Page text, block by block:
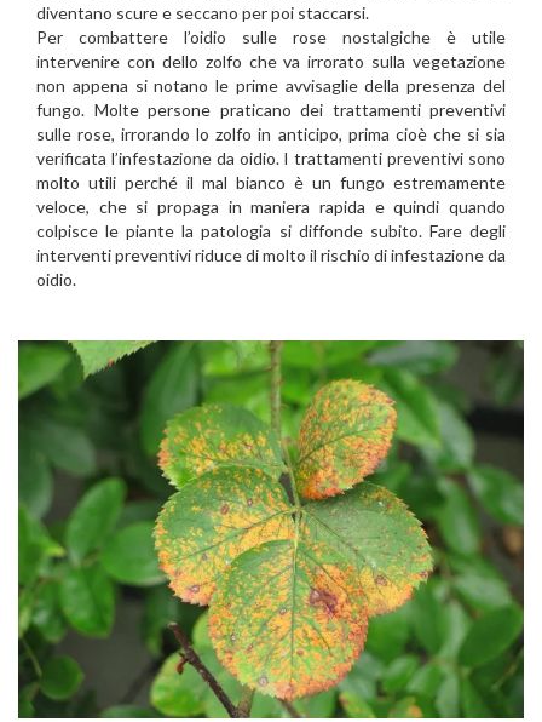
diventano scure e seccano per poi staccarsi.
Per combattere l’oidio sulle rose nostalgiche è utile
intervenire con dello zolfo che va irrorato sulla vegetazione
non appena si notano le prime avvisaglie della presenza del
fungo. Molte persone praticano dei trattamenti preventivi
sulle rose, irrorando lo zolfo in anticipo, prima cioè che si sia
verificata l’infestazione da oidio. I trattamenti preventivi sono
molto utili perché il mal bianco è un fungo estremamente
veloce, che si propaga in maniera rapida e quindi quando
colpisce le piante la patologia si diffonde subito. Fare degli
interventi preventivi riduce di molto il rischio di infestazione da
oidio.